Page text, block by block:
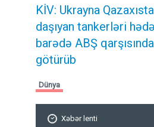
KİV: Ukrayna
daşıyan tankerləri
barədə ABŞ
götürüb
Dünya
Xəbər lenti